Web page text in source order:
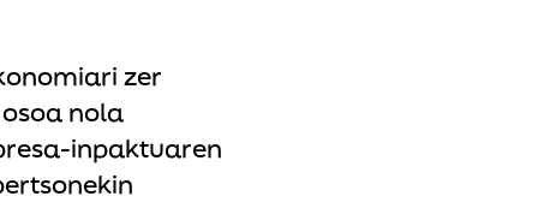
zer
nola
inpaktuaren